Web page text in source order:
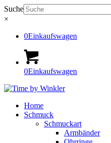
Suche
×
0Einkaufswagen
0Einkaufswagen
Home
Schmuck
Schmuckart
Armbänder